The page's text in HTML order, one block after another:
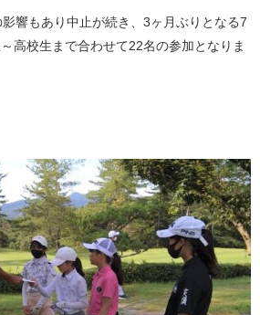
響もあり中止が続き、3ヶ月ぶりとなる7
高校生まで合わせて22名の参加となりま